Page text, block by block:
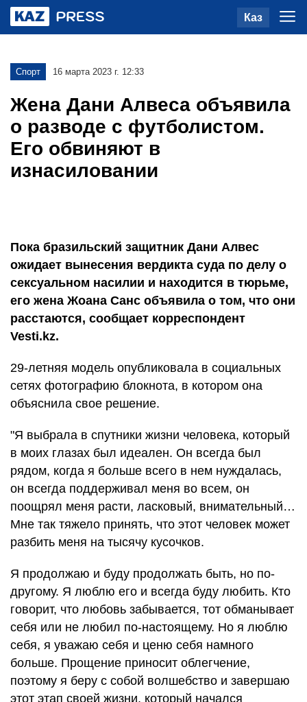
Каз
Спорт 16 марта 2023 г. 12:33
Жена Дани Алвеса объявила
о разводе с футболистом.
Его обвиняют в
изнасиловании
Пока бразильский защитник Дани Алвес
ожидает вынесения вердикта суда по делу о
сексуальном насилии и находится в тюрьме,
его жена Жоана Санс объявила о том, что они
расстаются, сообщает корреспондент
Vesti.kz.
29-летняя модель опубликовала в социальных
сетях фотографию блокнота, в котором она
объяснила свое решение.
"Я выбрала в спутники жизни человека, который
в моих глазах был идеален. Он всегда был
рядом, когда я больше всего в нем нуждалась,
он всегда поддерживал меня во всем, он
поощрял меня расти, ласковый, внимательный…
Мне так тяжело принять, что этот человек может
разбить меня на тысячу кусочков.
Я продолжаю и буду продолжать быть, но по-
другому. Я люблю его и всегда буду любить. Кто
говорит, что любовь забывается, тот обманывает
себя или не любил по-настоящему. Но я люблю
себя, я уважаю себя и ценю себя намного
больше. Прощение приносит облегчение,
поэтому я беру с собой волшебство и завершаю
этот этап своей жизни, который начался